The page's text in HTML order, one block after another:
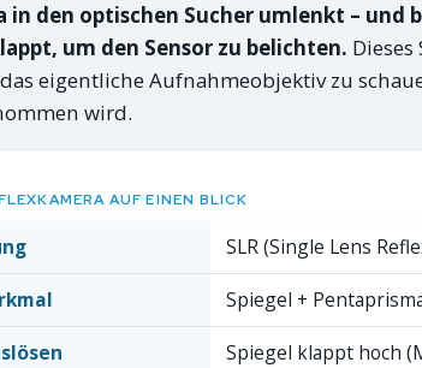
in den optischen Sucher umlenkt – und
um den Sensor zu belichten.
eigentliche Aufnahmeobjektiv zu
wird.
AUF EINEN BLICK
SLR (Single Lens
Spiegel +
Spiegel klappt hoch